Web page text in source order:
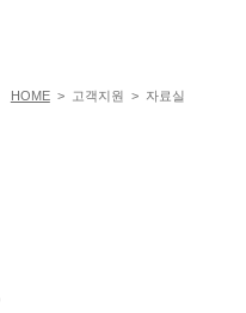
HOME> 고객지원 > 자료실